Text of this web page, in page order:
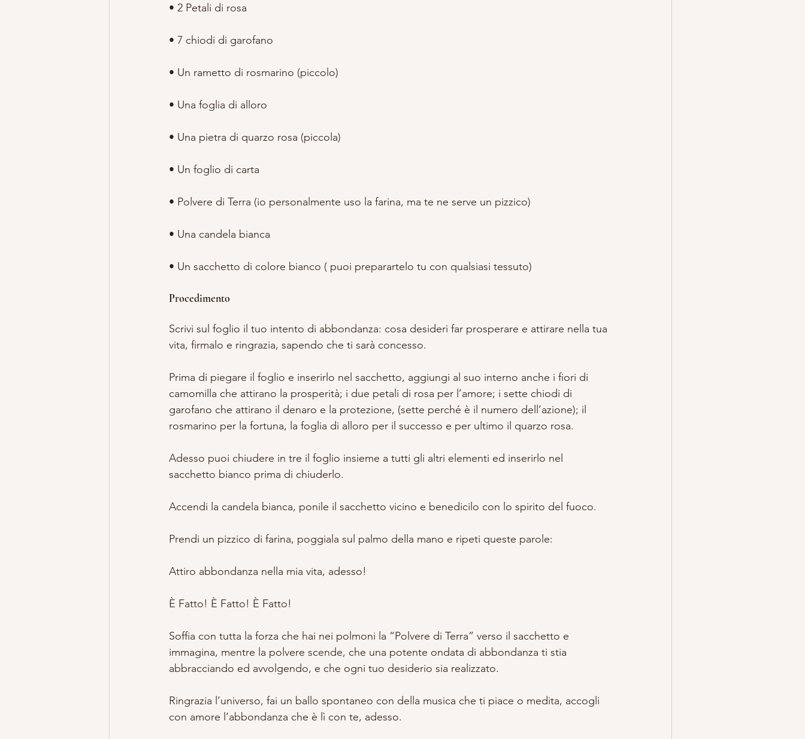
• 2 Petali di rosa
• 7 chiodi di garofano
• Un rametto di rosmarino (piccolo)
• Una foglia di alloro
• Una pietra di quarzo rosa (piccola)
• Un foglio di carta
• Polvere di Terra (io personalmente uso la farina, ma te ne serve un pizzico)
• Una candela bianca
• Un sacchetto di colore bianco ( puoi preparartelo tu con qualsiasi tessuto)
Procedimento
Scrivi sul foglio il tuo intento di abbondanza: cosa desideri far prosperare e attirare nella tua
vita, firmalo e ringrazia, sapendo che ti sarà concesso.
Prima di piegare il foglio e inserirlo nel sacchetto, aggiungi al suo interno anche i fiori di
camomilla che attirano la prosperità; i due petali di rosa per l’amore; i sette chiodi di
garofano che attirano il denaro e la protezione, (sette perché è il numero dell’azione); il
rosmarino per la fortuna, la foglia di alloro per il successo e per ultimo il quarzo rosa.
Adesso puoi chiudere in tre il foglio insieme a tutti gli altri elementi ed inserirlo nel
sacchetto bianco prima di chiuderlo.
Accendi la candela bianca, ponile il sacchetto vicino e benedicilo con lo spirito del fuoco.
Prendi un pizzico di farina, poggiala sul palmo della mano e ripeti queste parole:
Attiro abbondanza nella mia vita, adesso!
È Fatto! È Fatto! È Fatto!
Soffia con tutta la forza che hai nei polmoni la “Polvere di Terra” verso il sacchetto e
immagina, mentre la polvere scende, che una potente ondata di abbondanza ti stia
abbracciando ed avvolgendo, e che ogni tuo desiderio sia realizzato.
Ringrazia l’universo, fai un ballo spontaneo con della musica che ti piace o medita, accogli
con amore l’abbondanza che è lì con te, adesso.